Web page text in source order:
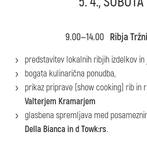
9.00—14.00 Ribja
predstavitev lokalnih ribjih izdelkov in
bogata kulinarična ponudba,
prikaz priprave (show cooking) rib in
Valterjem Kramarjem
glasbena spremljava med
Della Bianca in d Towk:rs.